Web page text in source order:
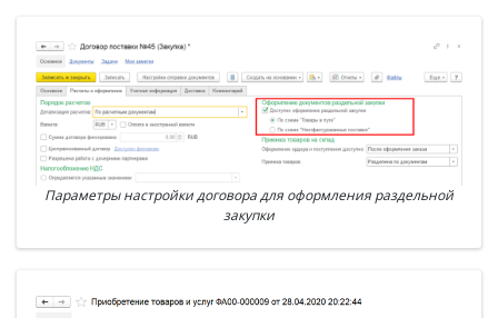
Параметры настройки договора для оформления раздельной
закупки